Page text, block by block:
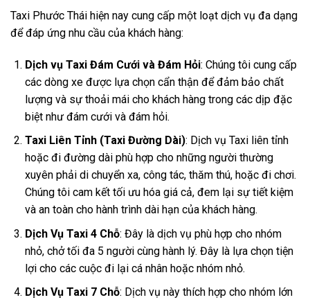
Taxi Phước Thái hiện nay cung cấp một loạt dịch vụ đa dạng
để đáp ứng nhu cầu của khách hàng:
Dịch vụ Taxi Đám Cưới và Đám Hỏi: Chúng tôi cung cấp
các dòng xe được lựa chọn cẩn thận để đảm bảo chất
lượng và sự thoải mái cho khách hàng trong các dịp đặc
biệt như đám cưới và đám hỏi.
Taxi Liên Tỉnh (Taxi Đường Dài): Dịch vụ Taxi liên tỉnh
hoặc đi đường dài phù hợp cho những người thường
xuyên phải di chuyển xa, công tác, thăm thú, hoặc đi chơi.
Chúng tôi cam kết tối ưu hóa giá cả, đem lại sự tiết kiệm
và an toàn cho hành trình dài hạn của khách hàng.
Dịch Vụ Taxi 4 Chỗ: Đây là dịch vụ phù hợp cho nhóm
nhỏ, chở tối đa 5 người cùng hành lý. Đây là lựa chọn tiện
lợi cho các cuộc đi lại cá nhân hoặc nhóm nhỏ.
Dịch Vụ Taxi 7 Chỗ: Dịch vụ này thích hợp cho nhóm lớn